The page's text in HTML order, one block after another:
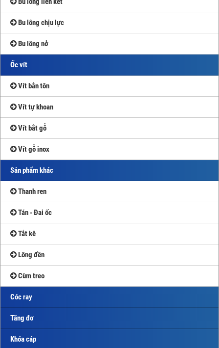
Bu lông chịu lực
Bu lông nở
Ốc vít
Vít bắn tôn
Vít tự khoan
Vít bắt gỗ
Vít gỗ inox
Sản phẩm khác
Thanh ren
Tán - Đai ốc
Tắt kê
Lông đền
Cùm treo
Cóc ray
Tăng đơ
Khóa cáp